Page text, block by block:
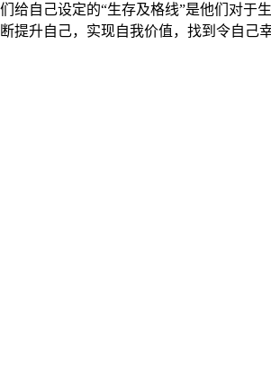
给自己设定的“生存及格线”是他们对
提升自己，实现自我价值，找到令自